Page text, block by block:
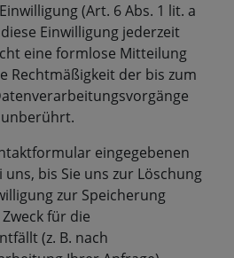
(Art. 6 Abs. 1 lit. a
Einwilligung jederzeit
eine formlose Mitteilung
Rechtmäßigkeit der bis zum
eingegebenen
bis Sie uns zur Löschung
zur Speicherung
für die
(z. B. nach